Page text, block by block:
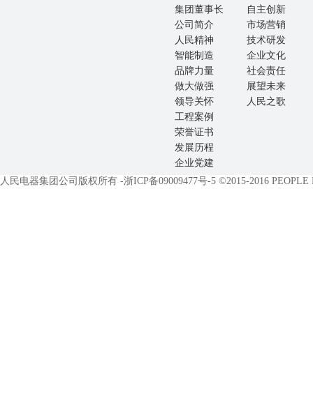
集团董事长
公司简介
人民精神
智能制造
品牌力量
做大做强
领导关怀
工程案例
荣誉证书
发展历程
企业党建
自主创新
市场营销
技术研发
企业文化
社会责任
展望未来
人民之歌
人民电器集团公司版权所有 -浙ICP备09009477号-5 ©2015-2016 PEOPLE